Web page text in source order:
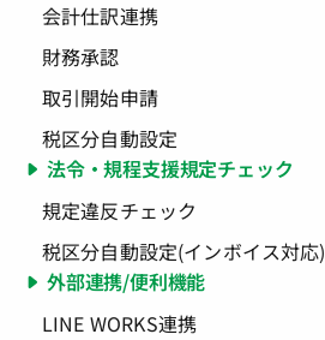
会計仕訳連携
財務承認
取引開始申請
税区分自動設定
法令・規程支援規定チェック
規定違反チェック
税区分自動設定(インボイス対応)
外部連携/便利機能
LINE WORKS連携